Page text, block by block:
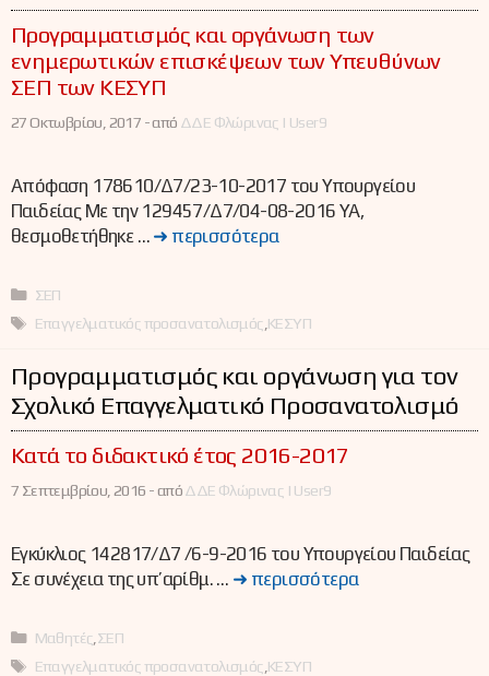
Προγραμματισμός και οργάνωση των
ενημερωτικών επισκέψεων των Υπευθύνων
ΣΕΠ των ΚΕΣΥΠ
27 Οκτωβρίου, 2017 -από ΔΔΕ Φλώρινας | User9
Απόφαση 178610/Δ7/23-10-2017 του Υπουργείου
Παιδείας Με την 129457/Δ7/04-08-2016 ΥΑ,
θεσμοθετήθηκε … ➜ περισσότερα
Κατηγορίες
ΣΕΠ
Ετικέτες
Επαγγελματικός προσανατολισμός ΚΕΣΥΠ
Προγραμματισμός και οργάνωση για τον
Σχολικό Επαγγελματικό Προσανατολισμό
Κατά το διδακτικό έτος 2016-2017
7 Σεπτεμβρίου, 2016 -απόΔΔΕ Φλώρινας | User9
Εγκύκλιος 142817/Δ7 /6-9-2016 του Υπουργείου Παιδείας
Σε συνέχεια της υπ’αρίθμ. … ➜ περισσότερα
Κατηγορίες
Μαθητές ΣΕΠ
Ετικέτες
Επαγγελματικός προσανατολισμός ΚΕΣΥΠ